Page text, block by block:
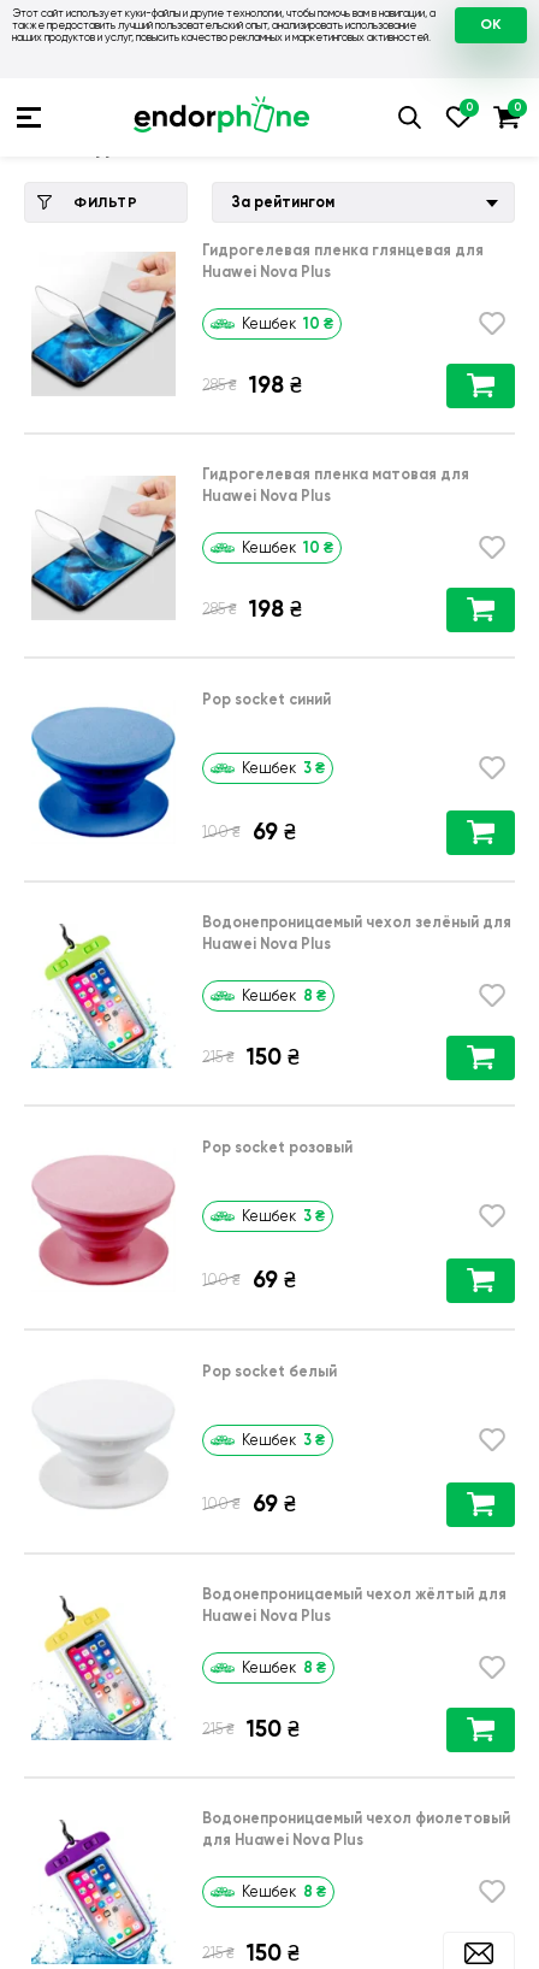
Этот сайт использует куки-файлы и другие технологии, чтобы помочь вам в навигации, а
также предоставить лучший пользовательский опыт, анализировать использование
наших продуктов и услуг, повысить качество рекламных и маркетинговых активностей.
OK
💙 Чехлы на Huawei 💛 Чехол для
ФИЛЬТР За рейтингом
Гидрогелевая пленка глянцевая для
Huawei Nova Plus
Кешбек 10 ₴
285 ₴ 198 ₴
Гидрогелевая пленка матовая для
Huawei Nova Plus
Кешбек 10 ₴
285 ₴ 198 ₴
Pop socket синий
Кешбек 3 ₴
100 ₴ 69 ₴
Водонепроницаемый чехол зелёный для
Huawei Nova Plus
Кешбек 8 ₴
215 ₴ 150 ₴
Pop socket розовый
Кешбек 3 ₴
100 ₴ 69 ₴
Pop socket белый
Кешбек 3 ₴
100 ₴ 69 ₴
Водонепроницаемый чехол жёлтый для
Huawei Nova Plus
Кешбек 8 ₴
215 ₴ 150 ₴
Водонепроницаемый чехол фиолетовый
для Huawei Nova Plus
Кешбек 8 ₴
215 ₴ 150 ₴